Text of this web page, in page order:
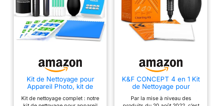
Kit de Nettoyage pour
Appareil Photo, kit de
d'appareil Photo pour
Kit de nettoyage complet : notre
K&F CONCEPT 4 en 1 Kit
de Nettoyage pour
Filtre
Par la mise à niveau des